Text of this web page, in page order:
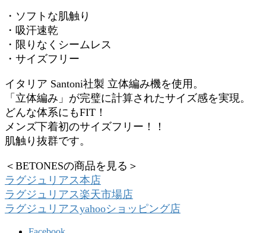
・ソフトな肌触り
・吸汗速乾
・限りなくシームレス
・サイズフリー
イタリア Santoni社製 立体編み機を使用。
「立体編み」が完璧に計算されたサイズ感を実現。
どんな体系にもFIT！
メンズ下着初のサイズフリー！！
肌触り抜群です。
＜BETONESの商品を見る＞
ラグジュリアス本店
ラグジュリアス楽天市場店
ラグジュリアスyahooショッピング店